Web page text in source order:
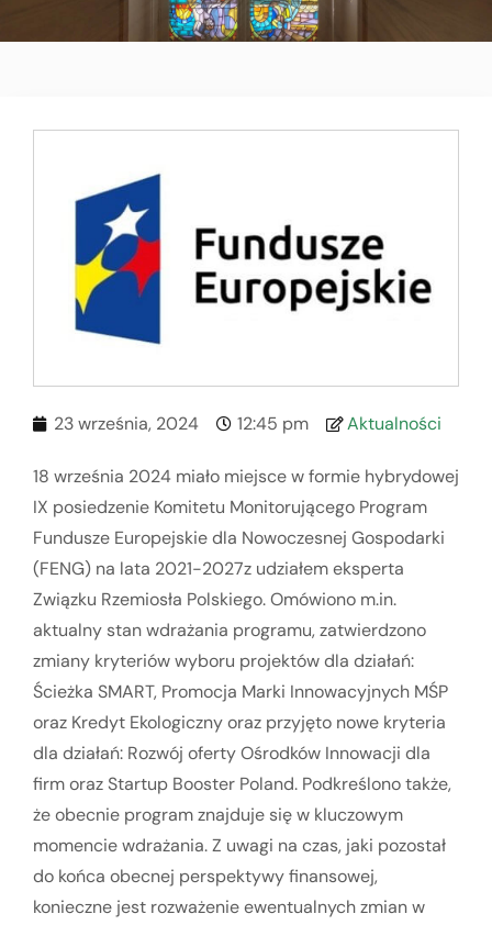
23 września, 2024 12:45 pm Aktualności
18 września 2024 miało miejsce w formie hybrydowej
IX posiedzenie Komitetu Monitorującego Program
Fundusze Europejskie dla Nowoczesnej Gospodarki
(FENG) na lata 2021-2027z udziałem eksperta
Związku Rzemiosła Polskiego. Omówiono m.in.
aktualny stan wdrażania programu, zatwierdzono
zmiany kryteriów wyboru projektów dla działań:
Ścieżka SMART, Promocja Marki Innowacyjnych MŚP
oraz Kredyt Ekologiczny oraz przyjęto nowe kryteria
dla działań: Rozwój oferty Ośrodków Innowacji dla
firm oraz Startup Booster Poland. Podkreślono także,
że obecnie program znajduje się w kluczowym
momencie wdrażania. Z uwagi na czas, jaki pozostał
do końca obecnej perspektywy finansowej,
konieczne jest rozważenie ewentualnych zmian w